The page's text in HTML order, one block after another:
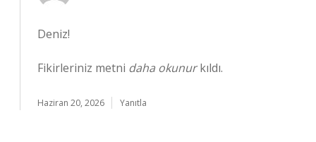
Deniz!
Fikirleriniz metni daha okunurkıldı.
Haziran 20, 2026 Yanıtla